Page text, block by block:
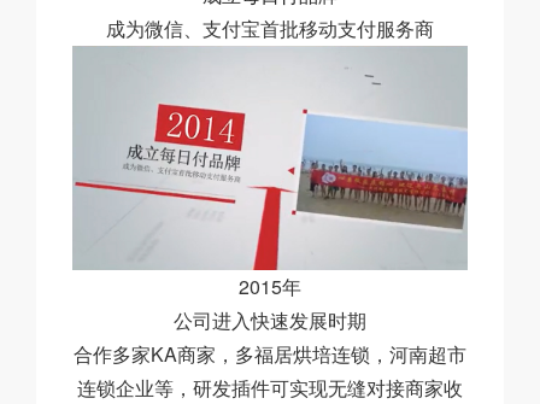
成为微信、支付宝首批移动支付服务商
2015年
公司进入快速发展时期
合作多家KA商家，多福居烘培连锁，河南超市
连锁企业等，研发插件可实现无缝对接商家收